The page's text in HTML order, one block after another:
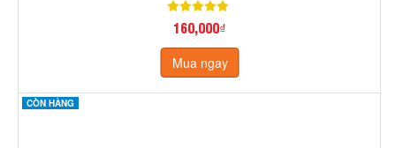
160,000₫
Mua ngay
CÒN HÀNG